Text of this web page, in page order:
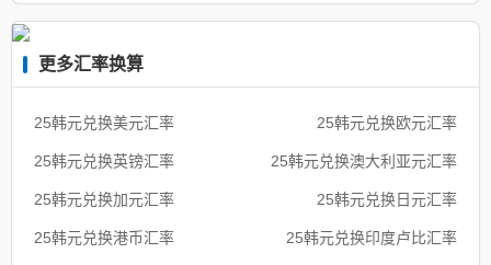
更多汇率换算
25韩元兑换美元汇率 25韩元兑换欧元汇率
25韩元兑换英镑汇率 25韩元兑换澳大利亚元汇率
25韩元兑换加元汇率 25韩元兑换日元汇率
25韩元兑换港币汇率 25韩元兑换印度卢比汇率